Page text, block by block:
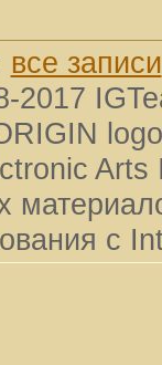
все записи
2017
Arts
с